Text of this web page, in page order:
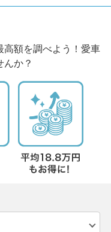
高額を調べよう！愛車
んか？